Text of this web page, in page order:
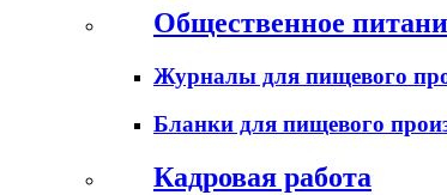
Общественное
Журналы для пищевого
Бланки для пищевого
Кадровая работа